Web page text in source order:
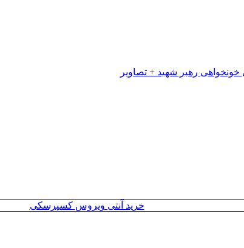
خرید آنتی ویروس کسپرسکی